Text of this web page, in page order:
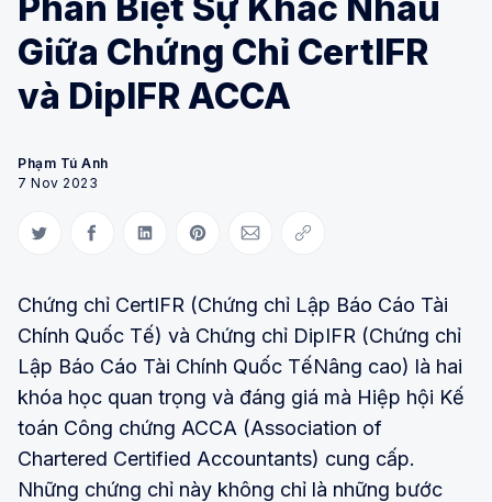
Giữa Chứng Chỉ CertIFR
và DipIFR ACCA
Phạm Tú Anh
7 Nov 2023
Share on Twitter
Share on Facebook
Share on LinkedIn
Share on Pinterest
Share via Email
Copy link
Chứng chỉ CertIFR (Chứng chỉ Lập Báo Cáo Tài
Chính Quốc Tế) và Chứng chỉ DipIFR (Chứng chỉ
Lập Báo Cáo Tài Chính Quốc TếNâng cao) là hai
khóa học quan trọng và đáng giá mà Hiệp hội Kế
toán Công chứng ACCA (Association of
Chartered Certified Accountants) cung cấp.
Những chứng chỉ này không chỉ là những bước